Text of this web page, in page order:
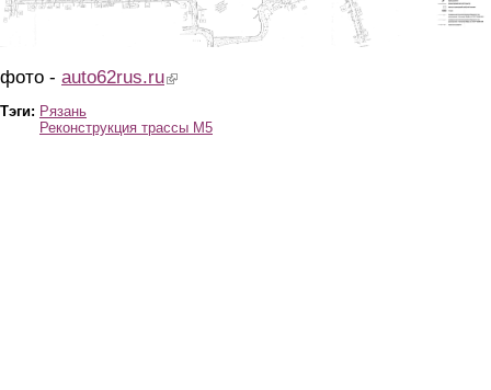
фото - auto62rus.ru(link is external)
Тэги: Рязань
Реконструкция трассы М5